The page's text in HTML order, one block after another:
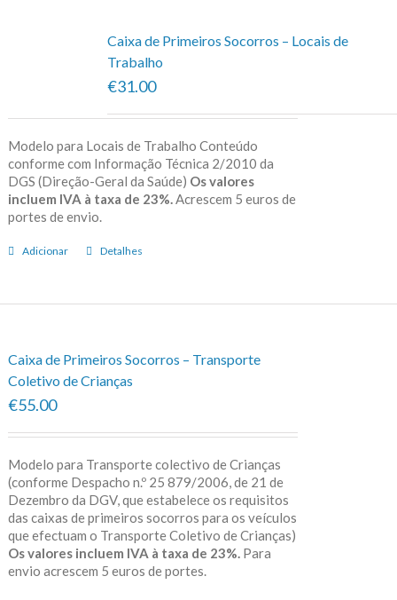
Caixa de Primeiros Socorros – Locais de
Trabalho
€31.00
Modelo para Locais de Trabalho Conteúdo
conforme com Informação Técnica 2/2010 da
DGS (Direção-Geral da Saúde) Os valores
incluem IVA à taxa de 23%. Acrescem 5 euros de
portes de envio.
Adicionar Detalhes
Caixa de Primeiros Socorros – Transporte
Coletivo de Crianças
€55.00
Modelo para Transporte colectivo de Crianças
(conforme Despacho n.º 25 879/2006, de 21 de
Dezembro da DGV, que estabelece os requisitos
das caixas de primeiros socorros para os veículos
que efectuam o Transporte Coletivo de Crianças)
Os valores incluem IVA à taxa de 23%. Para
envio acrescem 5 euros de portes.